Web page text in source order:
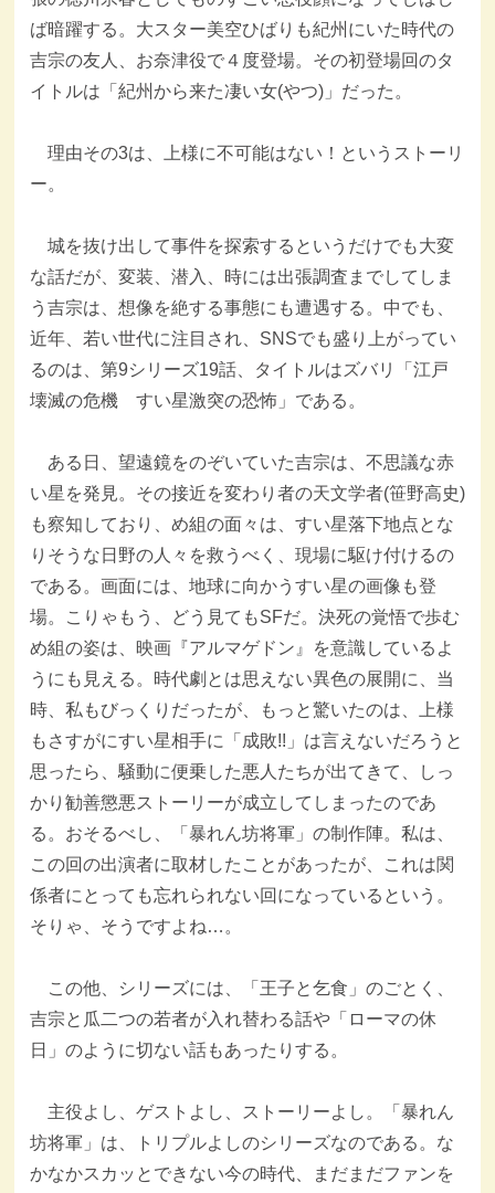
ば暗躍する。大スター美空ひばりも紀州にいた時代の
吉宗の友人、お奈津役で４度登場。その初登場回のタ
イトルは「紀州から来た凄い女(やつ)」だった。
理由その3は、上様に不可能はない！というストーリ
ー。
城を抜け出して事件を探索するというだけでも大変
な話だが、変装、潜入、時には出張調査までしてしま
う吉宗は、想像を絶する事態にも遭遇する。中でも、
近年、若い世代に注目され、SNSでも盛り上がってい
るのは、第9シリーズ19話、タイトルはズバリ「江戸
壊滅の危機 すい星激突の恐怖」である。
ある日、望遠鏡をのぞいていた吉宗は、不思議な赤
い星を発見。その接近を変わり者の天文学者(笹野高史)
も察知しており、め組の面々は、すい星落下地点とな
りそうな日野の人々を救うべく、現場に駆け付けるの
である。画面には、地球に向かうすい星の画像も登
場。こりゃもう、どう見てもSFだ。決死の覚悟で歩む
め組の姿は、映画『アルマゲドン』を意識しているよ
うにも見える。時代劇とは思えない異色の展開に、当
時、私もびっくりだったが、もっと驚いたのは、上様
もさすがにすい星相手に「成敗!!」は言えないだろうと
思ったら、騒動に便乗した悪人たちが出てきて、しっ
かり勧善懲悪ストーリーが成立してしまったのであ
る。おそるべし、「暴れん坊将軍」の制作陣。私は、
この回の出演者に取材したことがあったが、これは関
係者にとっても忘れられない回になっているという。
そりゃ、そうですよね…。
この他、シリーズには、「王子と乞食」のごとく、
吉宗と瓜二つの若者が入れ替わる話や「ローマの休
日」のように切ない話もあったりする。
主役よし、ゲストよし、ストーリーよし。「暴れん
坊将軍」は、トリプルよしのシリーズなのである。な
かなかスカッとできない今の時代、まだまだファンを